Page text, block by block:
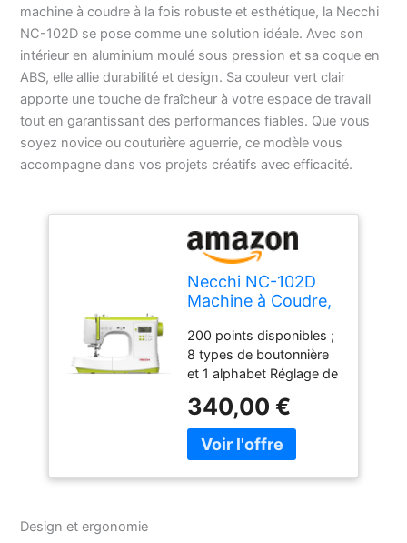
machine à coudre à la fois robuste et esthétique, la Necchi
NC-102D se pose comme une solution idéale. Avec son
intérieur en aluminium moulé sous pression et sa coque en
ABS, elle allie durabilité et design. Sa couleur vert clair
apporte une touche de fraîcheur à votre espace de travail
tout en garantissant des performances fiables. Que vous
soyez novice ou couturière aguerrie, ce modèle vous
accompagne dans vos projets créatifs avec efficacité.
Necchi NC-102D
Machine à Coudre,
Aluminium moulé
sous Pression,
Coque en ABS,
Light Green,
Regular
200 points disponibles ;
8 types de boutonnière
et 1 alphabet Réglage de
largeur du point ; enfile
aiguille Crochet rotatif
horizontal ; débrayage
340,00 €
Design et ergonomie